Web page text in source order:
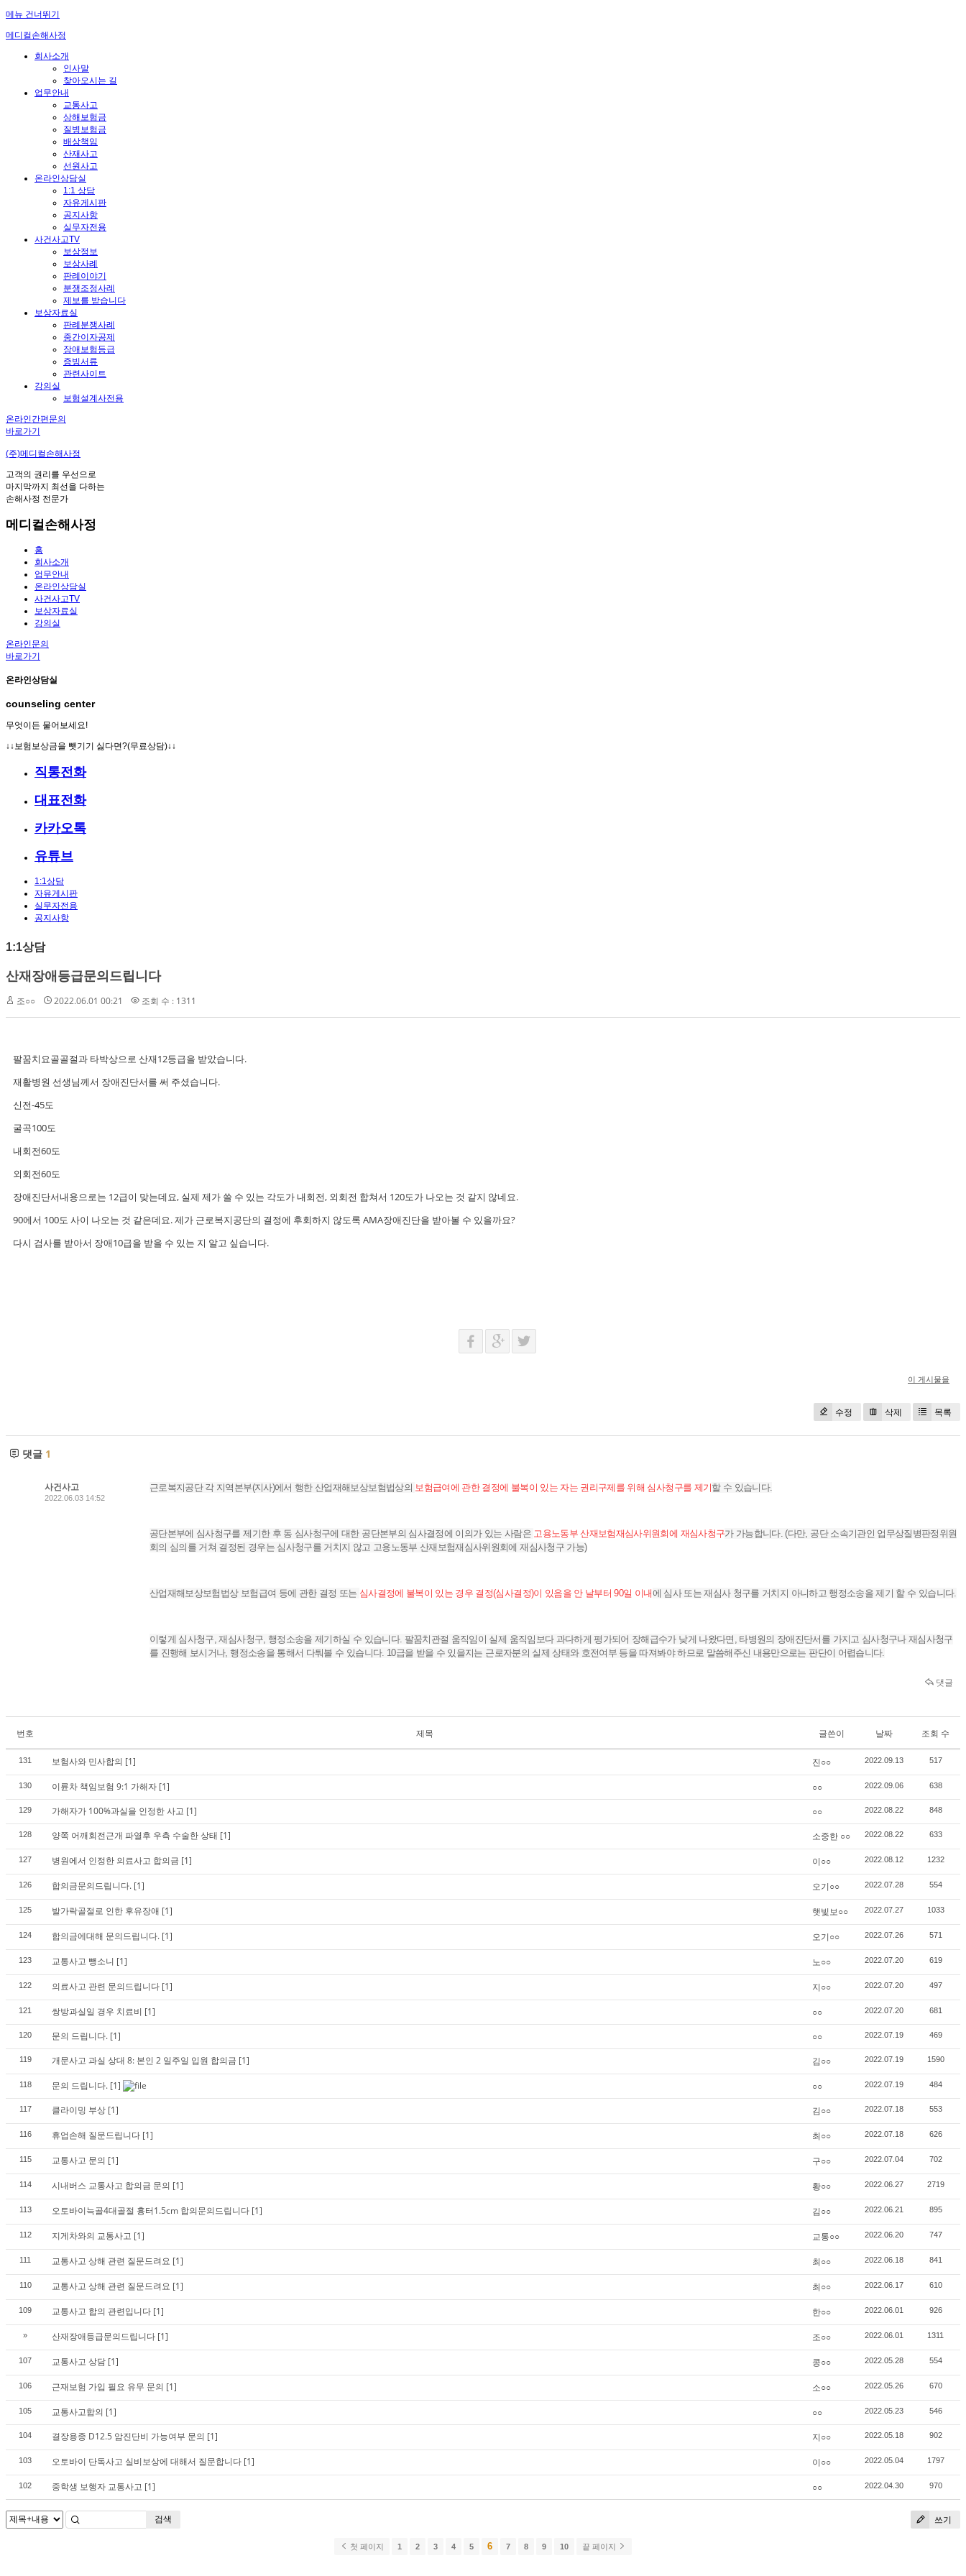
메뉴 건너뛰기
메디컬손해사정
회사소개
인사말
찾아오시는 길
업무안내
교통사고
상해보험금
질병보험금
배상책임
산재사고
선원사고
온라인상담실
1:1 상담
자유게시판
공지사항
실무자전용
사건사고TV
보상정보
보상사례
판례이야기
분쟁조정사례
제보를 받습니다
보상자료실
판례분쟁사례
중간이자공제
장애보험등급
증빙서류
관련사이트
강의실
보험설계사전용
온라인간편문의
바로가기
(주)메디컬손해사정
고객의 권리를 우선으로
마지막까지 최선을 다하는
손해사정 전문가
메디컬손해사정
홈
회사소개
업무안내
온라인상담실
사건사고TV
보상자료실
강의실
온라인문의
바로가기
온라인상담실
counseling center
무엇이든 물어보세요!
↓↓보험보상금을 뺏기기 싫다면?(무료상담)↓↓
직통전화
대표전화
카카오톡
유튜브
1:1상담
자유게시판
실무자전용
공지사항
1:1상담
산재장애등급문의드립니다
조○○ 2022.06.01 00:21 조회 수 : 1311
팔꿈치요골골절과 타박상으로 산재12등급을 받았습니다.
재활병원 선생님께서 장애진단서를 써 주셨습니다.
신전-45도
굴곡100도
내회전60도
외회전60도
장애진단서내용으로는 12급이 맞는데요, 실제 제가 쓸 수 있는 각도가 내회전, 외회전 합쳐서 120도가 나오는 것 같지 않네요.
90에서 100도 사이 나오는 것 같은데요. 제가 근로복지공단의 결정에 후회하지 않도록 AMA장애진단을 받아볼 수 있을까요?
다시 검사를 받아서 장애10급을 받을 수 있는 지 알고 싶습니다.
이 게시물을
수정 삭제 목록
댓글 1
사건사고
2022.06.03 14:52
근로복지공단 각 지역본부(지사)에서 행한 산업재해보상보험법상의 보험급여에 관한 결정에 불복이 있는 자는 권리구제를 위해 심사청구를 제기할 수 있습니다.
공단본부에 심사청구를 제기한 후 동 심사청구에 대한 공단본부의 심사결정에 이의가 있는 사람은 고용노동부 산재보험재심사위원회에 재심사청구가 가능합니다. (다만, 공단 소속기관인 업무상질병판정위원
회의 심의를 거쳐 결정된 경우는 심사청구를 거치지 않고 고용노동부 산재보험재심사위원회에 재심사청구 가능)
산업재해보상보험법상 보험급여 등에 관한 결정 또는 심사결정에 불복이 있는 경우 결정(심사결정)이 있음을 안 날부터 90일 이내에 심사 또는 재심사 청구를 거치지 아니하고 행정소송을 제기 할 수 있습니다.
이렇게 심사청구, 재심사청구, 행정소송을 제기하실 수 있습니다. 팔꿈치관절 움직임이 실제 움직임보다 과다하게 평가되어 장해급수가 낮게 나왔다면, 타병원의 장애진단서를 가지고 심사청구나 재심사청구
를 진행해 보시거나, 행정소송을 통해서 다퉈볼 수 있습니다. 10급을 받을 수 있을지는 근로자분의 실제 상태와 호전여부 등을 따져봐야 하므로 말씀해주신 내용만으로는 판단이 어렵습니다.
댓글
번호 제목 글쓴이 날짜 조회 수
131 보험사와 민사합의 [1] 진○○ 2022.09.13 517
130 이륜차 책임보험 9:1 가해자 [1] ○○ 2022.09.06 638
129 가해자가 100%과실을 인정한 사고 [1] ○○ 2022.08.22 848
128 양쪽 어깨회전근개 파열후 우측 수술한 상태 [1] 소중한 ○○ 2022.08.22 633
127 병원에서 인정한 의료사고 합의금 [1] 이○○ 2022.08.12 1232
126 합의금문의드립니다. [1] 오기○○ 2022.07.28 554
125 발가락골절로 인한 후유장애 [1] 햇빛보○○ 2022.07.27 1033
124 합의금에대해 문의드립니다. [1] 오기○○ 2022.07.26 571
123 교통사고 뺑소니 [1] 노○○ 2022.07.20 619
122 의료사고 관련 문의드립니다 [1] 지○○ 2022.07.20 497
121 쌍방과실일 경우 치료비 [1] ○○ 2022.07.20 681
120 문의 드립니다. [1] ○○ 2022.07.19 469
119 개문사고 과실 상대 8: 본인 2 일주일 입원 합의금 [1] 김○○ 2022.07.19 1590
118 문의 드립니다. [1] ○○ 2022.07.19 484
117 클라이밍 부상 [1] 김○○ 2022.07.18 553
116 휴업손해 질문드립니다 [1] 최○○ 2022.07.18 626
115 교통사고 문의 [1] 구○○ 2022.07.04 702
114 시내버스 교통사고 합의금 문의 [1] 황○○ 2022.06.27 2719
113 오토바이늑골4대골절 흉터1.5cm 합의문의드립니다 [1] 김○○ 2022.06.21 895
112 지게차와의 교통사고 [1] 교통○○ 2022.06.20 747
111 교통사고 상해 관련 질문드려요 [1] 최○○ 2022.06.18 841
110 교통사고 상해 관련 질문드려요 [1] 최○○ 2022.06.17 610
109 교통사고 합의 관련입니다 [1] 한○○ 2022.06.01 926
» 산재장애등급문의드립니다 [1] 조○○ 2022.06.01 1311
107 교통사고 상담 [1] 콩○○ 2022.05.28 554
106 근재보험 가입 필요 유무 문의 [1] 소○○ 2022.05.26 670
105 교통사고합의 [1] ○○ 2022.05.23 546
104 결장용종 D12.5 암진단비 가능여부 문의 [1] 지○○ 2022.05.18 902
103 오토바이 단독사고 실비보상에 대해서 질문합니다 [1] 이○○ 2022.05.04 1797
102 중학생 보행자 교통사고 [1] ○○ 2022.04.30 970
쓰기
검색
첫 페이지 1 2 3 4 5 6 7 8 9 10 끝 페이지